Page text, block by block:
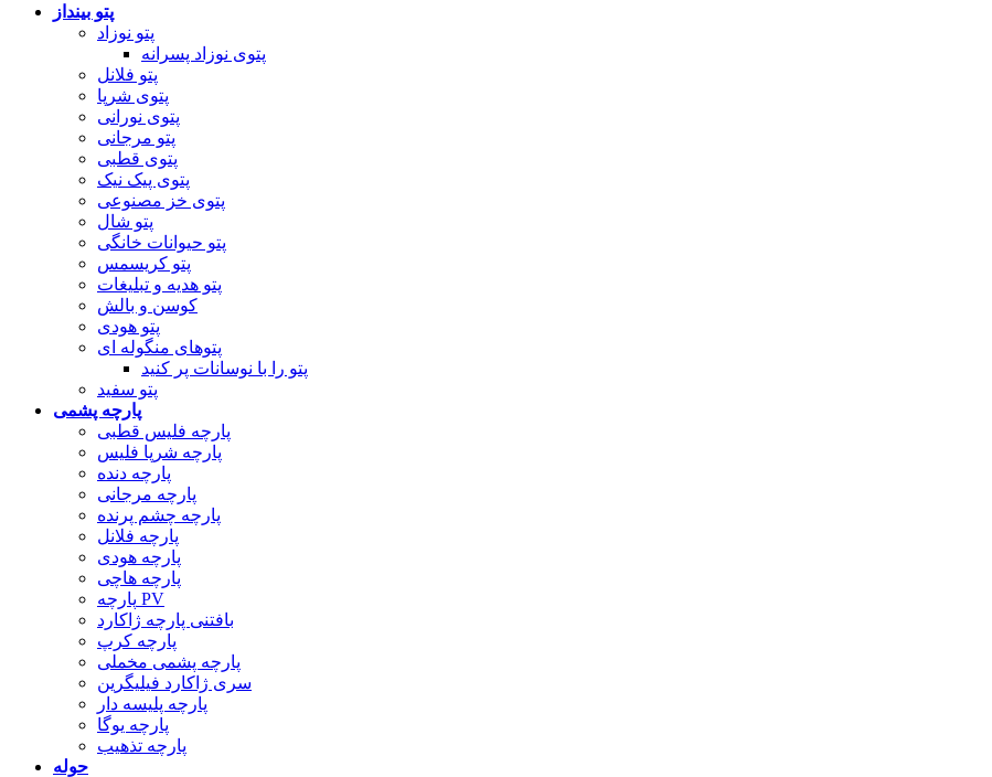
پتو بینداز
پتو نوزاد
پتوی نوزاد پسرانه
پتو فلانل
پتوی شرپا
پتوی نورانی
پتو مرجانی
پتوی قطبی
پتوی پیک نیک
پتوی خز مصنوعی
پتو شال
پتو حیوانات خانگی
پتو کریسمس
پتو هدیه و تبلیغات
کوسن و بالش
پتو هودی
پتوهای منگوله ای
پتو را با نوسانات پر کنید
پتو سفید
پارچه پشمی
پارچه فلیس قطبی
پارچه شرپا فلیس
پارچه دنده
پارچه مرجانی
پارچه چشم پرنده
پارچه فلانل
پارچه هودی
پارچه هاچی
پارچه PV
بافتنی پارچه ژاکارد
پارچه کرپ
پارچه پشمی مخملی
سری ژاکارد فیلیگرین
پارچه پلیسه دار
پارچه یوگا
پارچه تذهیب
حوله